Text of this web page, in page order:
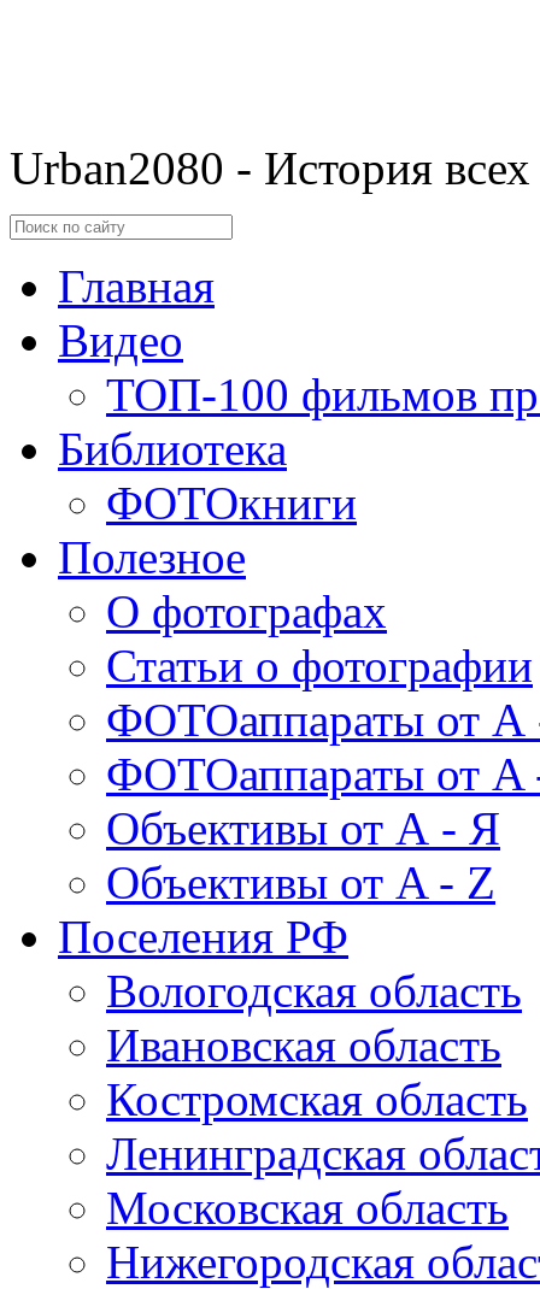
Urban2080 - История
Главная
Видео
ТОП-100 фильмов
Библиотека
ФОТОкниги
Полезное
О фотографах
Статьи о фотографии
ФОТОаппараты от А
ФОТОаппараты от A
Объективы от А - Я
Объективы от A - Z
Поселения РФ
Вологодская область
Ивановская область
Костромская область
Ленинградская
Московская область
Нижегородская